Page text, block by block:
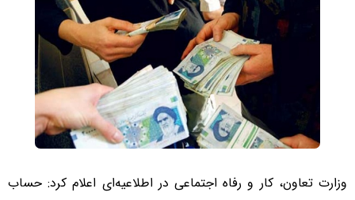
وزارت تعاون، کار و رفاه اجتماعی در اطلاعیه‌ای اعلام کرد: حساب